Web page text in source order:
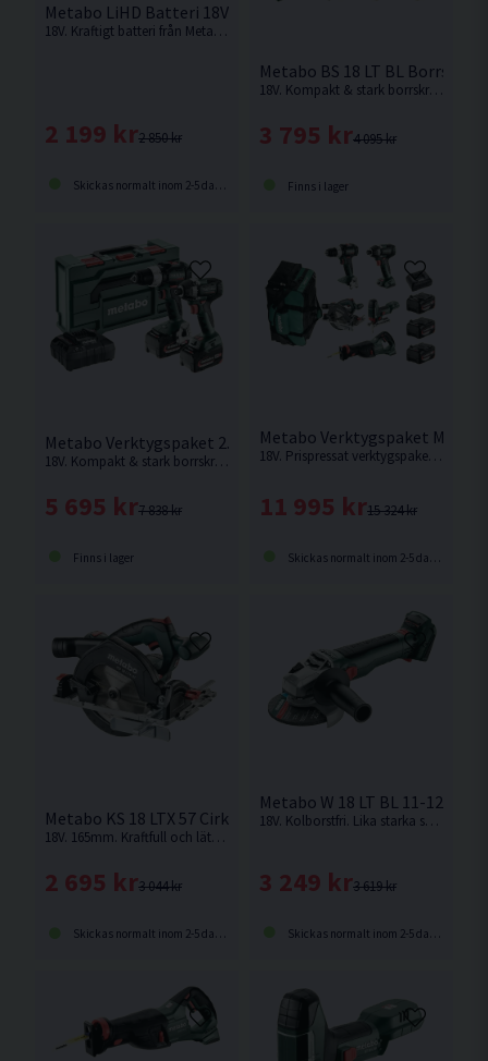
Metabo LiHD Batteri 18V (5,5Ah)
18V. Kraftigt batteri från Metabo i deras LiHD serie med gummerad botten och laddindikator.
2 850 kr
2 199 kr
Skickas normalt inom 2-5 dagar
Metabo BS 18 LT BL
18V. Kompakt & stark borrskruvdragare från Metabo på hela 75Nm.
4 095 kr
3 795 kr
Finns i lager
Metabo Verktygspaket 2.8.4 18V (2x5,2Ah)
18V. Kompakt & stark borrskruvdragare från Metabo på hela 75Nm.
7 838 kr
5 695 kr
Finns i lager
Metabo Verktygspaket Mellan
18V. Prispressat verktygspaket innehållande Skruvdragare, Slagskruvdragare, Sticksåg, Cirkelsåg samt 3st batterier och laddare.
15 324 kr
11 995 kr
Skickas normalt inom 2-5 dagar
Metabo KS 18 LTX 57 Cirkelsåg 165mm 18V
18V. 165mm. Kraftfull och lätt batteridriven handcirkelsåg för universell användning på byggarbetsplatsen.
3 044 kr
2 695 kr
Skickas normalt inom 2-5 dagar
Metabo W 18 LT BL 11-125
18V. Kolborstfri. Lika starka som en nätdriven maskin på 1100W. Levereras utan batteri och laddare.
3 619 kr
3 249 kr
Skickas normalt inom 2-5 dagar